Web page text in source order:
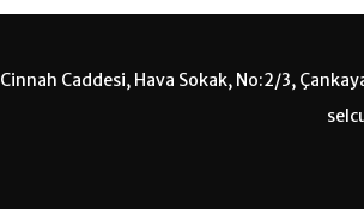
Cinnah Caddesi, Hava Sokak, No:2/3,